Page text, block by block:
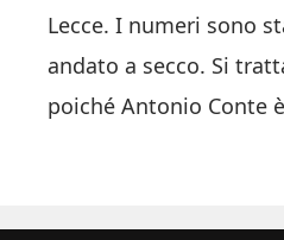
Lecce. I numeri sono
andato a secco. Si
poiché Antonio Conte